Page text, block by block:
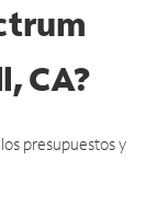
CA?
presupuestos y